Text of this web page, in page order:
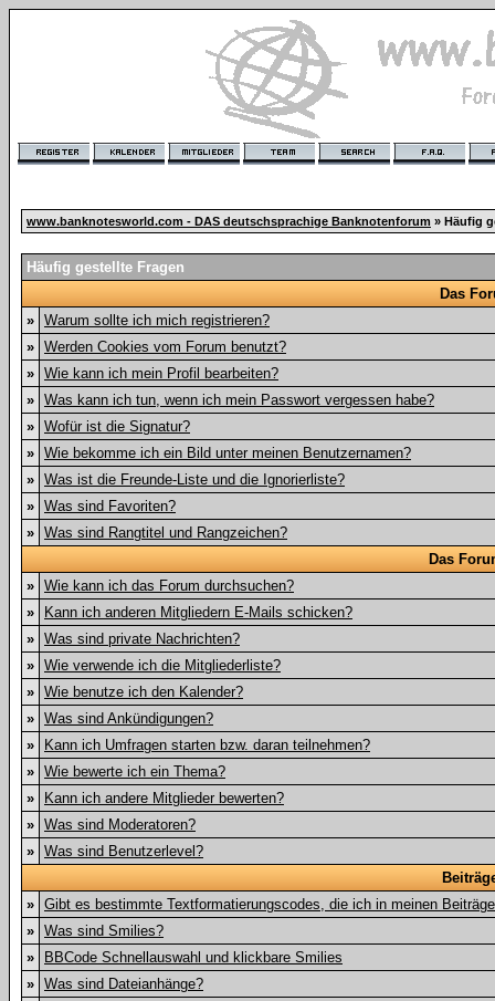
www.banknotesworld.com - DAS deutschsprachige Banknotenforum » Häufig
Häufig gestellte Fragen
Das
» Warum sollte ich mich registrieren?
» Werden Cookies vom Forum benutzt?
» Wie kann ich mein Profil bearbeiten?
» Was kann ich tun, wenn ich mein Passwort vergessen habe?
» Wofür ist die Signatur?
» Wie bekomme ich ein Bild unter meinen Benutzernamen?
» Was ist die Freunde-Liste und die Ignorierliste?
» Was sind Favoriten?
» Was sind Rangtitel und Rangzeichen?
Das
» Wie kann ich das Forum durchsuchen?
»
Kann ich anderen Mitgliedern E-Mails schicken?
» Was sind private Nachrichten?
» Wie verwende ich die Mitgliederliste?
» Wie benutze ich den Kalender?
» Was sind Ankündigungen?
»
Kann ich Umfragen starten bzw. daran teilnehmen?
» Wie bewerte ich ein Thema?
»
Kann ich andere Mitglieder bewerten?
» Was sind Moderatoren?
» Was sind Benutzerlevel?
» Gibt es bestimmte Textformatierungscodes, die ich in meinen
» Was sind Smilies?
»
BBCode Schnellauswahl und klickbare Smilies
» Was sind Dateianhänge?